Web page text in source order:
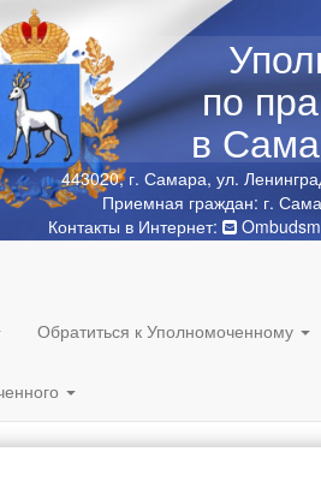
по
в
443020, г. Самара, ул.
Приемная граждан: г.
Контакты в Интернет:
Обратиться к Уполномоченному